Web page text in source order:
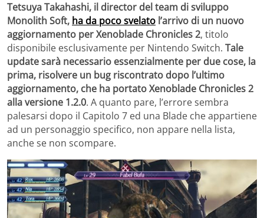
Tetsuya Takahashi, il director del team di sviluppo
Monolith Soft, ha da poco svelato l’arrivo di un nuovo
aggiornamento per Xenoblade Chronicles 2, titolo
disponibile esclusivamente per Nintendo Switch. Tale
update sarà necessario essenzialmente per due cose, la
prima, risolvere un bug riscontrato dopo l’ultimo
aggiornamento, che ha portato Xenoblade Chronicles 2
alla versione 1.2.0. A quanto pare, l’errore sembra
palesarsi dopo il Capitolo 7 ed una Blade che appartiene
ad un personaggio specifico, non appare nella lista,
anche se non scompare.